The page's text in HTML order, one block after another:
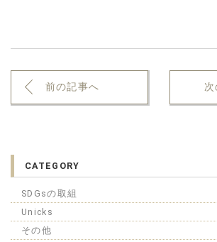
前の記事へ
CATEGORY
SDGsの取組
Unicks
その他